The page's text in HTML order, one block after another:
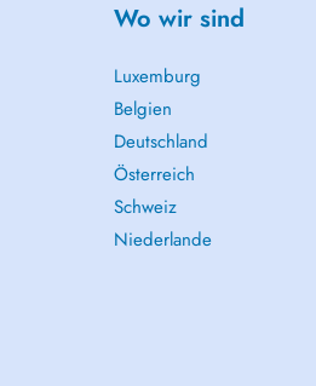
Wo wir sind
Luxemburg
Belgien
Deutschland
Österreich
Schweiz
Niederlande